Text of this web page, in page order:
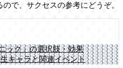
で、サクセスの参考にどうぞ。
ック」の選択肢・効果
キャラと関連イベント